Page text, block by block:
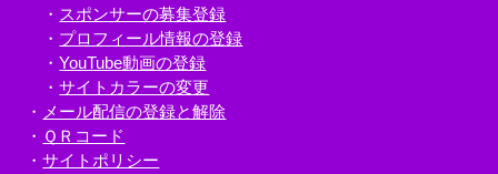
・ スポンサーの募集登録
・ プロフィール情報の登録
・YouTube動画の登録
・サイトカラーの変更
・ メール配信の登録と解除
・ ＱＲコード
・サイトポリシー